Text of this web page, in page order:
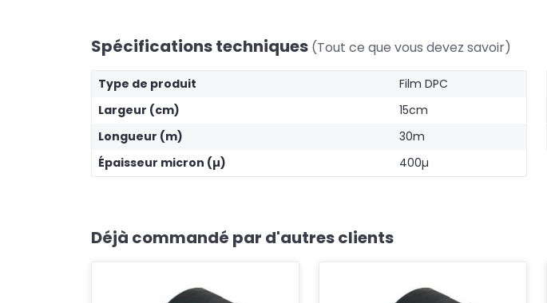
Spécifications techniques (Tout ce que vous devez savoir)
Type de produit
Film DPC
Largeur (cm)
15cm
Longueur (m)
30m
Épaisseur micron (µ)
400µ
Déjà commandé par d'autres clients